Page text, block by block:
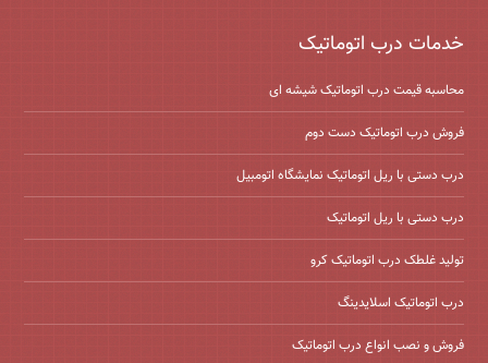
خدمات درب اتوماتیک
محاسبه قیمت درب اتوماتیک شیشه ‌ای
فروش درب اتوماتیک دست دوم
درب دستی با ریل اتوماتیک نمایشگاه اتومبیل
درب دستی با ریل اتوماتیک
تولید غلطک درب اتوماتیک کرو
درب اتوماتیک اسلایدینگ
فروش و نصب انواع درب اتوماتیک